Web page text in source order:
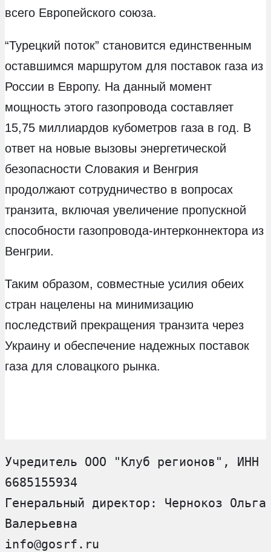
всего Европейского союза.
“Турецкий поток” становится единственным
оставшимся маршрутом для поставок газа из
России в Европу. На данный момент
мощность этого газопровода составляет
15,75 миллиардов кубометров газа в год. В
ответ на новые вызовы энергетической
безопасности Словакия и Венгрия
продолжают сотрудничество в вопросах
транзита, включая увеличение пропускной
способности газопровода-интерконнектора из
Венгрии.
Таким образом, совместные усилия обеих
стран нацелены на минимизацию
последствий прекращения транзита через
Украину и обеспечение надежных поставок
газа для словацкого рынка.
Учредитель ООО "Клуб регионов", ИНН
6685155934
Генеральный директор: Чернокоз Ольга
Валерьевна
info@gosrf.ru